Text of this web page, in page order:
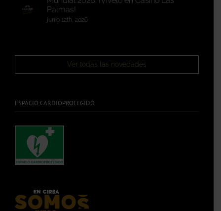
Palmas!
junio 12th, 2026
Ver todas las novedades
ESPACIO CARDIOPROTEGIDO